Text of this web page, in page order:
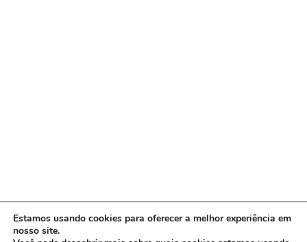
Estamos usando cookies para oferecer a melhor experiência em
nosso site.